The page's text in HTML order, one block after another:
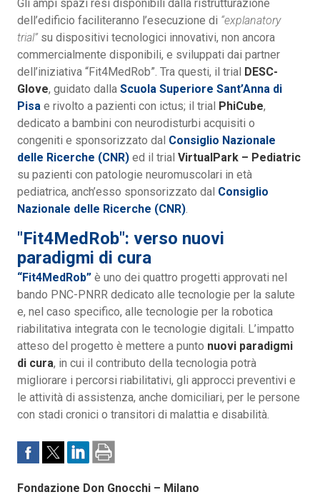
Gli ampi spazi resi disponibili dalla ristrutturazione
dell’edificio faciliteranno l’esecuzione di “explanatory
trial”su dispositivi tecnologici innovativi, non ancora
commercialmente disponibili, e sviluppati dai partner
dell’iniziativa “Fit4MedRob”. Tra questi, il trial DESC-
Glove, guidato dalla Scuola Superiore Sant’Anna di
Pisa e rivolto a pazienti con ictus; il trial PhiCube,
dedicato a bambini con neurodisturbi acquisiti o
congeniti e sponsorizzato dal Consiglio Nazionale
delle Ricerche (CNR) ed il trial VirtualPark – Pediatric
su pazienti con patologie neuromuscolari in età
pediatrica, anch’esso sponsorizzato dal Consiglio
Nazionale delle Ricerche (CNR).
"Fit4MedRob": verso nuovi
paradigmi di cura
“Fit4MedRob” è uno dei quattro progetti approvati nel
bando PNC-PNRR dedicato alle tecnologie per la salute
e, nel caso specifico, alle tecnologie per la robotica
riabilitativa integrata con le tecnologie digitali. L’impatto
atteso del progetto è mettere a punto nuovi paradigmi
di cura, in cui il contributo della tecnologia potrà
migliorare i percorsi riabilitativi, gli approcci preventivi e
le attività di assistenza, anche domiciliari, per le persone
con stadi cronici o transitori di malattia e disabilità.
Fondazione Don Gnocchi – Milano